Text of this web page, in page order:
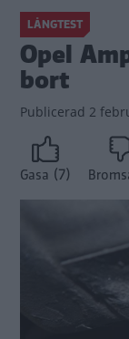
LÅNGTEST
Opel
bort
Publicerad 2
Gasa (7)